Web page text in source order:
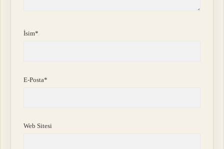
İsim*
E-Posta*
Web Sitesi